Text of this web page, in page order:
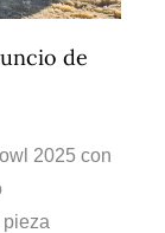
de
2025 con